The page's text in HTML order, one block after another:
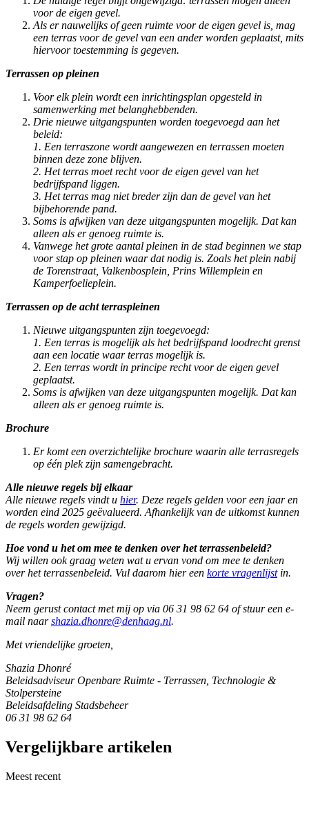
voor de eigen gevel.
Als er nauwelijks of geen ruimte voor de eigen gevel is, mag
een terras voor de gevel van een ander worden geplaatst, mits
hiervoor toestemming is gegeven.
Terrassen op pleinen
Voor elk plein wordt een inrichtingsplan opgesteld in
samenwerking met belanghebbenden.
Drie nieuwe uitgangspunten worden toegevoegd aan het
beleid:
1. Een terraszone wordt aangewezen en terrassen moeten
binnen deze zone blijven.
2. Het terras moet recht voor de eigen gevel van het
bedrijfspand liggen.
3. Het terras mag niet breder zijn dan de gevel van het
bijbehorende pand.
Soms is afwijken van deze uitgangspunten mogelijk. Dat kan
alleen als er genoeg ruimte is.
Vanwege het grote aantal pleinen in de stad beginnen we stap
voor stap op pleinen waar dat nodig is. Zoals het plein nabij
de Torenstraat, Valkenbosplein, Prins Willemplein en
Kamperfoelieplein.
Terrassen op de acht terraspleinen
Nieuwe uitgangspunten zijn toegevoegd:
1. Een terras is mogelijk als het bedrijfspand loodrecht grenst
aan een locatie waar terras mogelijk is.
2. Een terras wordt in principe recht voor de eigen gevel
geplaatst.
Soms is afwijken van deze uitgangspunten mogelijk. Dat kan
alleen als er genoeg ruimte is.
Brochure
Er komt een overzichtelijke brochure waarin alle terrasregels
op één plek zijn samengebracht.
Alle nieuwe regels bij elkaar
Alle nieuwe regels vindt u hier. Deze regels gelden voor een jaar en
worden eind 2025 geëvalueerd. Afhankelijk van de uitkomst kunnen
de regels worden gewijzigd.
Hoe vond u het om mee te denken over het terrassenbeleid?
Wij willen ook graag weten wat u ervan vond om mee te denken
over het terrassenbeleid. Vul daarom hier een korte vragenlijstin.
Vragen?
Neem gerust contact met mij op via 06 31 98 62 64 of stuur een e-
mail naarshazia.dhonre@denhaag.nl.
Met vriendelijke groeten,
Shazia Dhonré
Beleidsadviseur Openbare Ruimte - Terrassen, Technologie &
Stolpersteine
Beleidsafdeling Stadsbeheer
06 31 98 62 64
Vergelijkbare artikelen
Meest recent